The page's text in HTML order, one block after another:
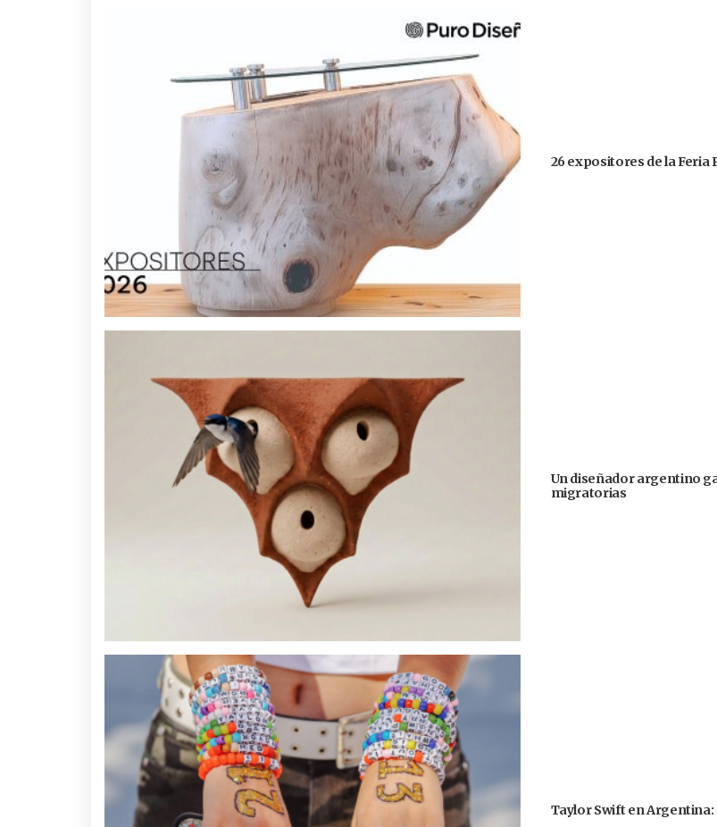
26 expositores de la Feria
Un diseñador argentino
migratorias
Taylor Swift en